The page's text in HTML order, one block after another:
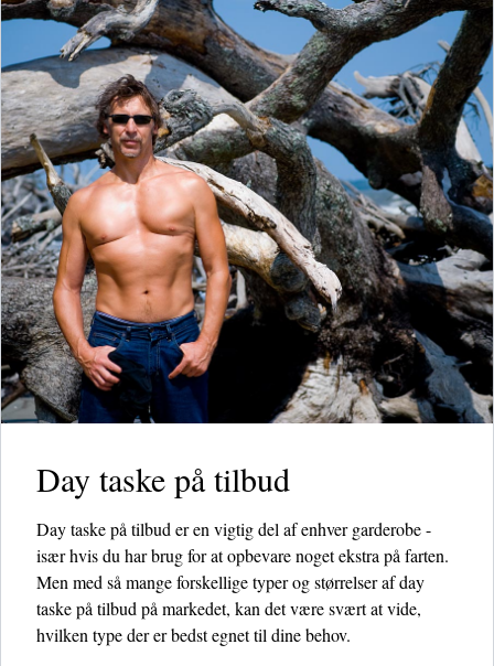
Day taske på tilbud
Day taske på tilbud er en vigtig del af enhver garderobe -
især hvis du har brug for at opbevare noget ekstra på farten.
Men med så mange forskellige typer og størrelser af day
taske på tilbud på markedet, kan det være svært at vide,
hvilken type der er bedst egnet til dine behov.